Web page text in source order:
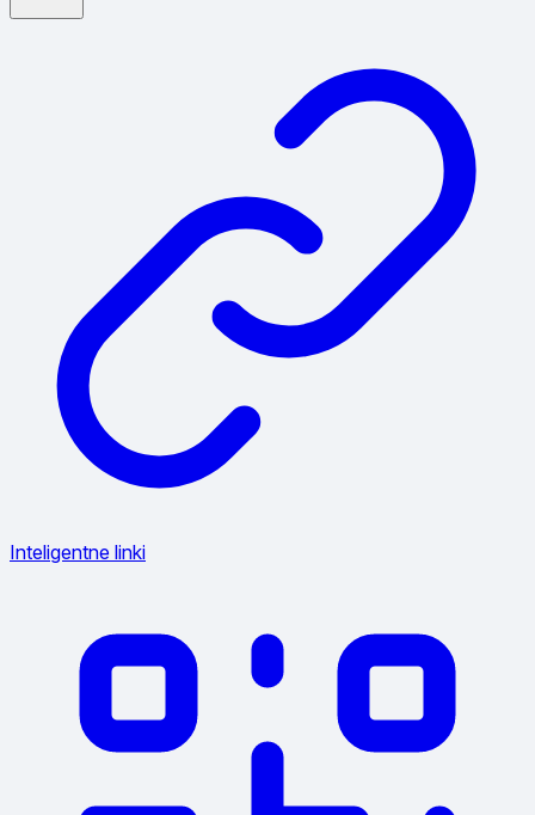
Inteligentne linki